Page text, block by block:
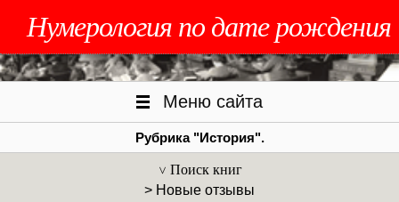
Нумерология по дате рождения
Меню сайта
Рубрика "История".
Поиск книг
> Новые отзывы